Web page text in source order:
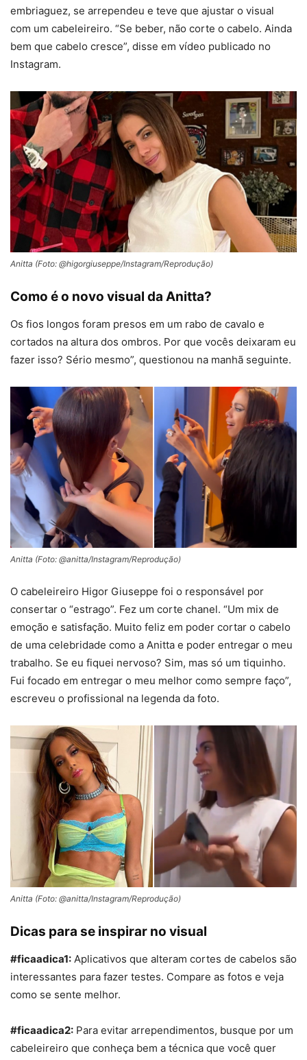
embriaguez, se arrependeu e teve que ajustar o visual
com um cabeleireiro. “Se beber, não corte o cabelo. Ainda
bem que cabelo cresce”, disse em vídeo publicado no
Instagram.
Anitta (Foto: @higorgiuseppe/Instagram/Reprodução)
Como é o novo visual da Anitta?
Os fios longos foram presos em um rabo de cavalo e
cortados na altura dos ombros. Por que vocês deixaram eu
fazer isso? Sério mesmo”, questionou na manhã seguinte.
Anitta (Foto: @anitta/Instagram/Reprodução)
O cabeleireiro Higor Giuseppe foi o responsável por
consertar o “estrago”. Fez um corte chanel. “Um mix de
emoção e satisfação. Muito feliz em poder cortar o cabelo
de uma celebridade como a Anitta e poder entregar o meu
trabalho. Se eu fiquei nervoso? Sim, mas só um tiquinho.
Fui focado em entregar o meu melhor como sempre faço”,
escreveu o profissional na legenda da foto.
Anitta (Foto: @anitta/Instagram/Reprodução)
Dicas para se inspirar no visual
#ficaadica1: Aplicativos que alteram cortes de cabelos são
interessantes para fazer testes. Compare as fotos e veja
como se sente melhor.
#ficaadica2: Para evitar arrependimentos, busque por um
cabeleireiro que conheça bem a técnica que você quer